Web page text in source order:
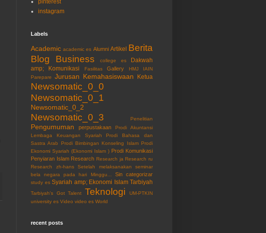
pinterest
instagram
Labels
Academic academic es Alumni Artikel Berita
Blog
Business college es
Dakwah
amp; Komunikasi
Fasilitas Gallery HMJ
IAIN
Parepare
Jurusan Kemahasiswaan Ketua
Newsomatic_0_0
Newsomatic_0_1
Newsomatic_0_2
Newsomatic_0_3 Penelitian
Pengumuman perpustakaan
Prodi Akuntansi
Lembaga Keuangan Syariah
Prodi Bahasa dan
Sastra Arab
Prodi Bimbingan Konseling Islam Prodi
Ekonomi Syariah (Ekonomi Islam ) Prodi Komunikasi
Penyiaran Islam Research Research ja Research ru
Research zh-hans
Setelah melaksanakan seminar
bela negara pada hari Minggu...
Sin categorizar
study es Syariah amp; Ekonomi Islam Tarbiyah
Tarbiyah's Got Talent Teknologi
UM-PTKIN
university es Video video es World
recent posts